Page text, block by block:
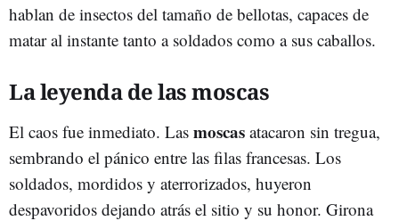
hablan de insectos del tamaño de bellotas, capaces de
matar al instante tanto a soldados como a sus caballos.
La leyenda de las moscas
El caos fue inmediato. Las moscas atacaron sin tregua,
sembrando el pánico entre las filas francesas. Los
soldados, mordidos y aterrorizados, huyeron
despavoridos dejando atrás el sitio y su honor. Girona